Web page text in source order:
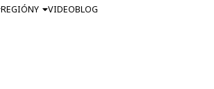
REGIÓNY VIDEOBLOG